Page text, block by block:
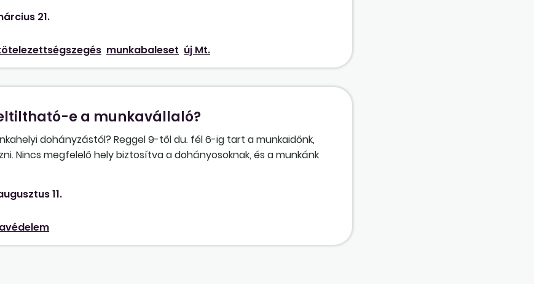
21.
munkabaleset új Mt.
e a munkavállaló?
dohányzástól? Reggel 9-től du. fél 6-ig tart a munkaidőnk,
Nincs megfelelő hely biztosítva a dohányosoknak, és a munkánk
elhagyjuk az épületet. Kérem szíves válaszukat!
11.